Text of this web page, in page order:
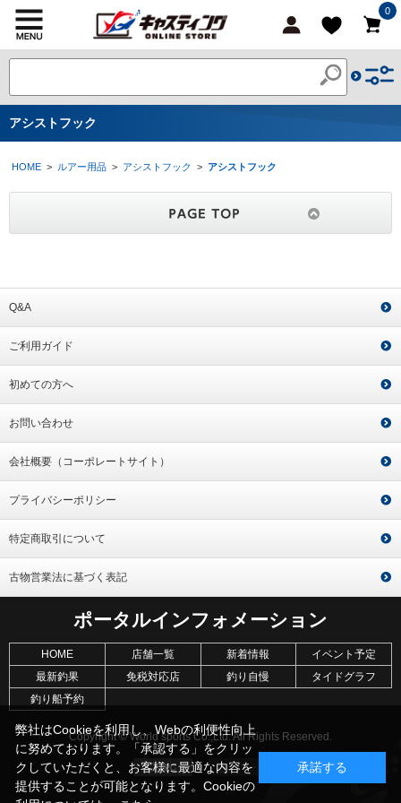
0
アシストフック
HOME > ルアー用品 > アシストフック > アシストフック
Q&A
ご利用ガイド
初めての方へ
お問い合わせ
会社概要（コーポレートサイト）
プライバシーポリシー
特定商取引について
古物営業法に基づく表記
ポータルインフォメーション
HOME 店舗一覧 新着情報
イベント予定
最新釣果
免税対応店 釣り自慢
タイドグラフ
釣り船予約
Copyright © World sports Co.,Ltd. All Rights Reserved.
弊社はCookieを利用し、Webの利便性向上
に努めております。「承認する」をクリッ
クしていただくと、お客様に最適な内容を
提供することが可能となります。Cookieの
承諾する